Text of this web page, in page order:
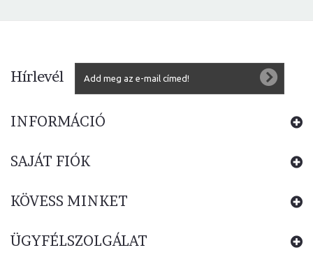
Hírlevél
INFORMÁCIÓ
SAJÁT FIÓK
KÖVESS MINKET
ÜGYFÉLSZOLGÁLAT